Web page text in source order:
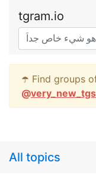
tgram.io
☂️ Find groups
@
All topics